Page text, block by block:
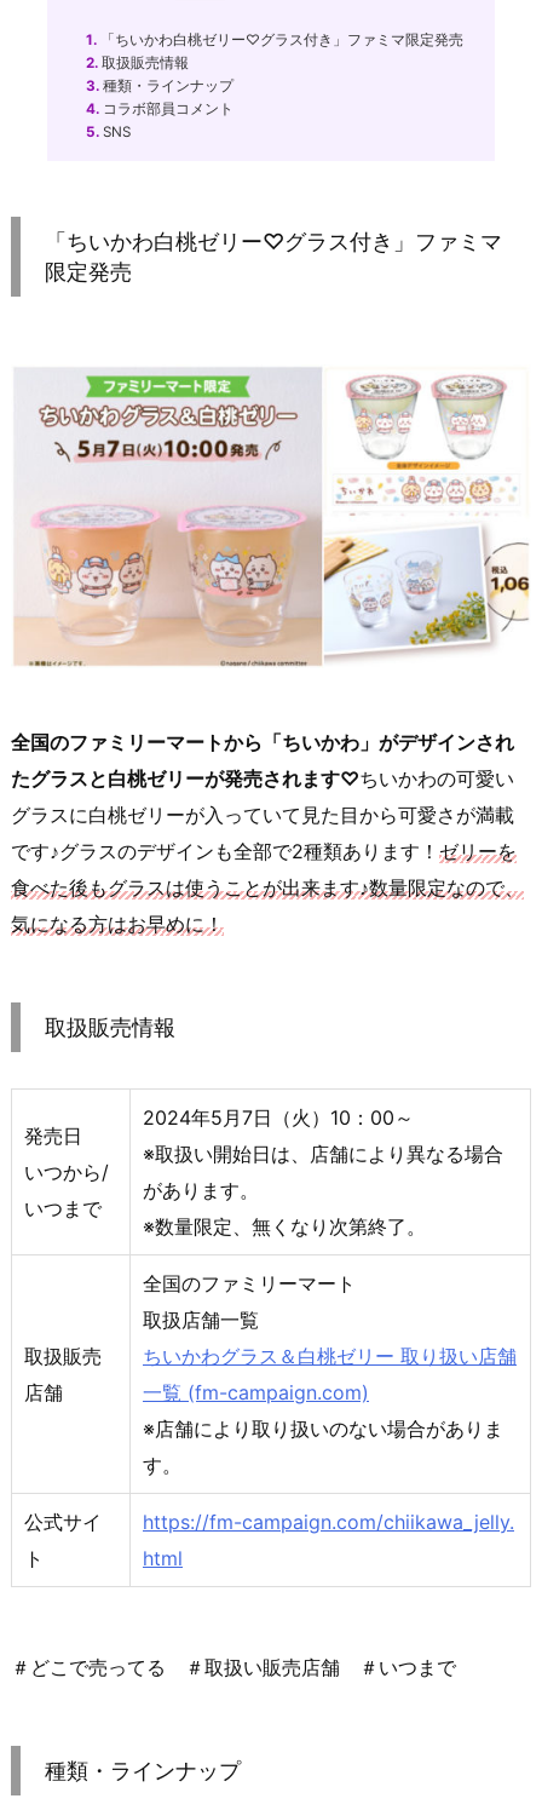
1. 「ちいかわ白桃ゼリー♡グラス付き」ファミマ限定発売
2. 取扱販売情報
3. 種類・ラインナップ
4. コラボ部員コメント
5. SNS
「ちいかわ白桃ゼリー♡グラス付き」ファミマ
限定発売
全国のファミリーマートから「ちいかわ」がデザインされ
たグラスと白桃ゼリーが発売されます♡ちいかわの可愛い
グラスに白桃ゼリーが入っていて見た目から可愛さが満載
です♪グラスのデザインも全部で2種類あります！ ゼリーを
食べた後もグラスは使うことが出来ます♪数量限定なので、
気になる方はお早めに！
取扱販売情報
発売日
いつから/
いつまで
2024年5月7日（火）10：00～
※取扱い開始日は、店舗により異なる場合
があります。
※数量限定、無くなり次第終了。
取扱販売
店舗
全国のファミリーマート
取扱店舗一覧
ちいかわグラス＆白桃ゼリー 取り扱い店舗
一覧 (fm-campaign.com)
※店舗により取り扱いのない場合がありま
す。
公式サイ
ト
https://fm-campaign.com/chiikawa_jelly.
html
＃どこで売ってる ＃取扱い販売店舗 ＃いつまで
種類・ラインナップ